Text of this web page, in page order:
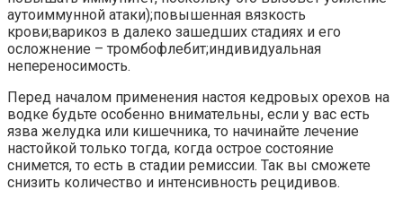
аутоиммунной атаки);повышенная вязкость
крови;варикоз в далеко зашедших стадиях и его
осложнение – тромбофлебит;индивидуальная
непереносимость.
Перед началом применения настоя кедровых орехов на
водке будьте особенно внимательны, если у вас есть
язва желудка или кишечника, то начинайте лечение
настойкой только тогда, когда острое состояние
снимется, то есть в стадии ремиссии. Так вы сможете
снизить количество и интенсивность рецидивов.